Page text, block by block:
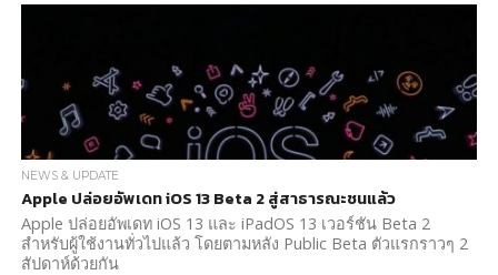
NEWS & UPDATE
Apple ปล่อยอัพเดท iOS 13 Beta 2 สู่สาธารณะชนแล้ว
Apple ปล่อยอัพเดท iOS 13 และ iPadOS 13 เวอร์ชัน Beta 2
สำหรับผู้ใช้งานทั่วไปแล้ว โดยตามหลัง Public Beta ตัวแรกราวๆ 2
สัปดาห์ด้วยกัน